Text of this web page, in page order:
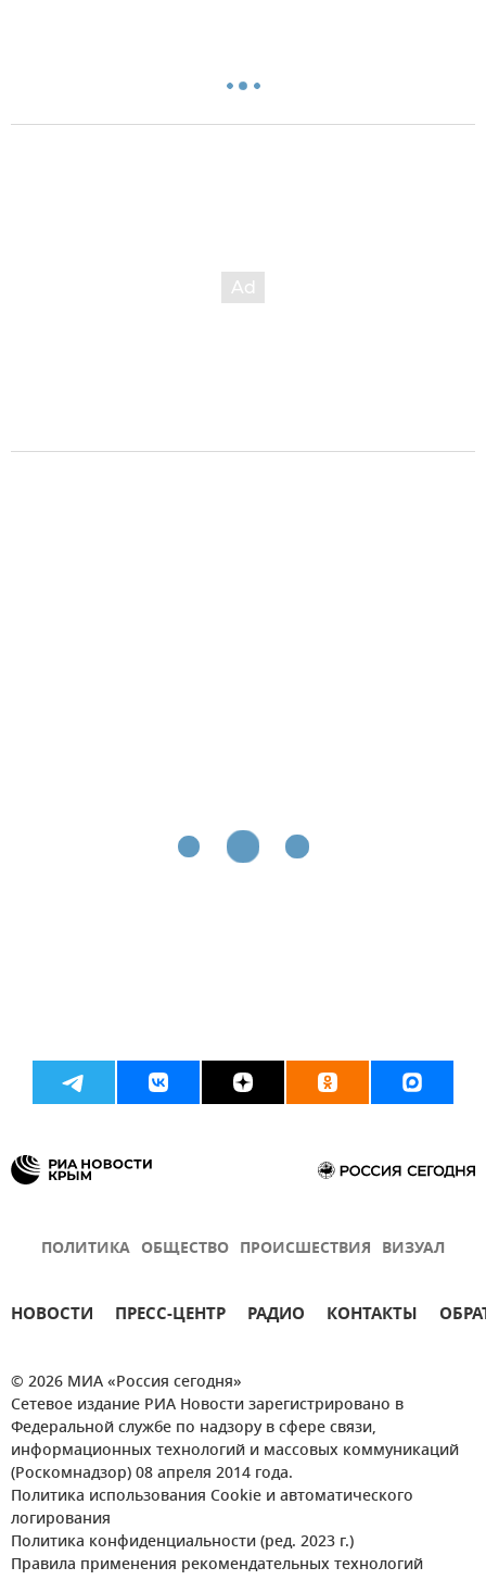
ПОЛИТИКА ОБЩЕСТВО ПРОИСШЕСТВИЯ ВИЗУАЛ
НОВОСТИ ПРЕСС-ЦЕНТР РАДИО КОНТАКТЫ
© 2026 МИА «Россия сегодня»
Сетевое издание РИА Новости зарегистрировано в
Федеральной службе по надзору в сфере связи,
информационных технологий и массовых коммуникаций
(Роскомнадзор) 08 апреля 2014 года.
Политика использования Cookie и автоматического
логирования
Политика конфиденциальности (ред. 2023 г.)
Правила применения рекомендательных технологий